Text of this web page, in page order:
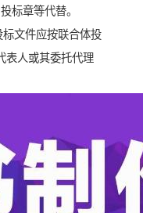
标章等代替。
文件应按联合体投
表人或其委托代理